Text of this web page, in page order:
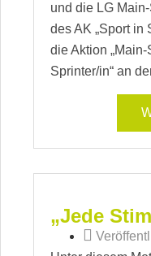
und die LG
des AK „Sport in
die Aktion
Sprinter/in“ an
„Jede